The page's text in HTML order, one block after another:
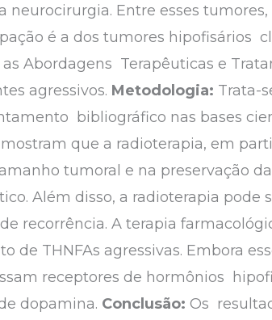
neurocirurgia. Entre esses
é a dos tumores hipofisários
Abordagens Terapêuticas e
agressivos. Metodologia: Trata-
bibliográfico nas bases
que a radioterapia, em
tumoral e na preservação
Além disso, a radioterapia pode
recorrência. A terapia
de THNFAs agressivas. Embora
receptores de hormônios
dopamina. Conclusão:Os